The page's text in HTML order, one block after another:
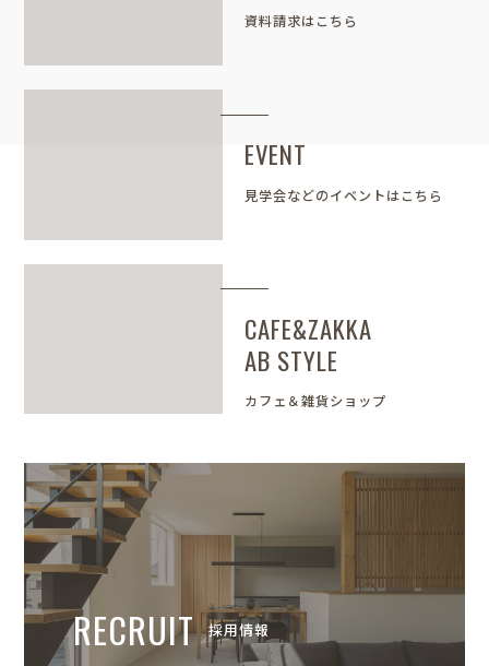
資料請求はこちら
EVENT
見学会などのイベントはこちら
CAFE&ZAKKA
AB STYLE
カフェ＆雑貨ショップ
RECRUIT 採用情報